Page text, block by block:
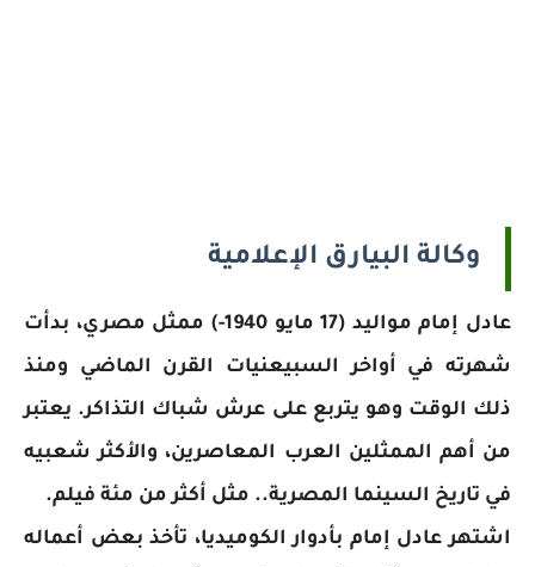
وكالة البيارق الإعلامية
عادل إمام مواليد (17 مايو 1940-) ممثل مصري، بدأت
شهرته في أواخر السبيعنيات القرن الماضي ومنذ
ذلك الوقت وهو يتربع على عرش شباك التذاكر. يعتبر
من أهم الممثلين العرب المعاصرين، والأكثر شعبيه
في تاريخ السينما المصرية..مثل أكثر من مئة فيلم.
اشتهر عادل إمام بأدوار الكوميديا، تأخذ بعض أعماله